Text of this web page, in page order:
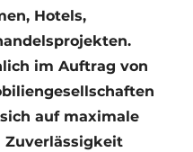
Hotels,
im Auftrag von
auf maximale